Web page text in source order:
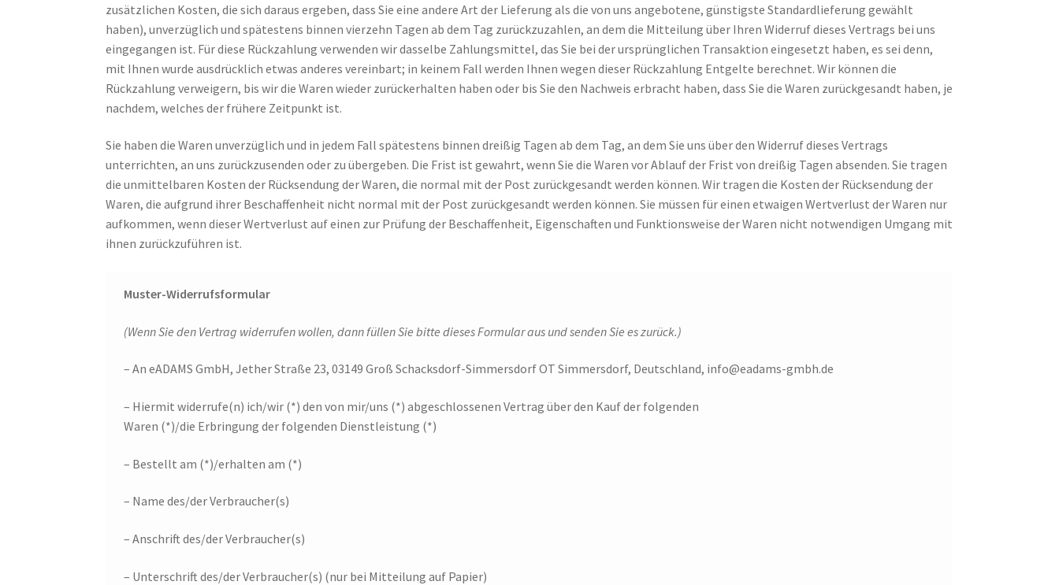
zusätzlichen Kosten, die sich daraus ergeben, dass Sie eine andere Art der Lieferung als die von uns angebotene, günstigste Standardlieferung gewählt
haben), unverzüglich und spätestens binnen vierzehn Tagen ab dem Tag zurückzuzahlen, an dem die Mitteilung über Ihren Widerruf dieses Vertrags bei uns
eingegangen ist. Für diese Rückzahlung verwenden wir dasselbe Zahlungsmittel, das Sie bei der ursprünglichen Transaktion eingesetzt haben, es sei denn,
mit Ihnen wurde ausdrücklich etwas anderes vereinbart; in keinem Fall werden Ihnen wegen dieser Rückzahlung Entgelte berechnet. Wir können die
Rückzahlung verweigern, bis wir die Waren wieder zurückerhalten haben oder bis Sie den Nachweis erbracht haben, dass Sie die Waren zurückgesandt haben, je
nachdem, welches der frühere Zeitpunkt ist.
Sie haben die Waren unverzüglich und in jedem Fall spätestens binnendreißig Tagen ab dem Tag, an dem Sie uns über den Widerruf dieses Vertrags
unterrichten, an uns zurückzusenden oder zu übergeben. Die Frist ist gewahrt, wenn Sie die Waren vor Ablauf der Frist vondreißig Tagen absenden. Sie tragen
die unmittelbaren Kosten der Rücksendung der Waren, die normal mit der Post zurückgesandt werden können. Wir tragen die Kosten der Rücksendung der
Waren, die aufgrund ihrer Beschaffenheit nicht normal mit der Post zurückgesandt werden können. Sie müssen für einen etwaigen Wertverlust der Waren nur
aufkommen, wenn dieser Wertverlust auf einen zur Prüfung der Beschaffenheit, Eigenschaften und Funktionsweise der Waren nicht notwendigen Umgang mit
ihnen zurückzuführen ist.
Muster-Widerrufsformular
(Wenn Sie den Vertrag widerrufen wollen, dann füllen Sie bitte dieses Formular aus und senden Sie es zurück.)
– An eADAMS GmbH, Jether Straße 23, 03149 Groß Schacksdorf-Simmersdorf OT Simmersdorf, Deutschland, info@eadams-gmbh.de
– Hiermit widerrufe(n) ich/wir (*) den von mir/uns (*) abgeschlossenen Vertrag über den Kauf der folgenden
Waren (*)/die Erbringung der folgenden Dienstleistung (*)
– Bestellt am (*)/erhalten am (*)
– Name des/der Verbraucher(s)
– Anschrift des/der Verbraucher(s)
– Unterschrift des/der Verbraucher(s) (nur bei Mitteilung auf Papier)